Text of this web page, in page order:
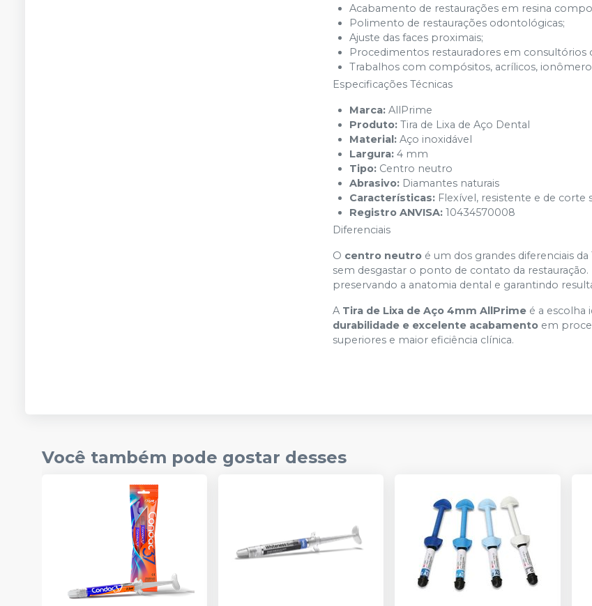
Acabamento de restaurações em resina
Polimento de restaurações odontológicas;
Ajuste das faces proximais;
Procedimentos restauradores em consultórios
Trabalhos com compósitos, acrílicos,
Especificações Técnicas
Marca: AllPrime
Produto: Tira de Lixa de Aço Dental
Material: Aço inoxidável
Largura: 4 mm
Tipo: Centro neutro
Abrasivo: Diamantes naturais
Características: Flexível, resistente e de corte
Registro ANVISA: 10434570008
Diferenciais
O centro neutro é um dos grandes diferenciais
sem desgastar o ponto de contato da
preservando a anatomia dental e garantindo
A Tira de Lixa de Aço 4mm AllPrime é a escolha
durabilidade e excelente acabamento em
superiores e maior eficiência clínica.
Você também pode gostar desses